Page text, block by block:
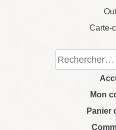
Carte-
Rechercher :
Mon
Panier